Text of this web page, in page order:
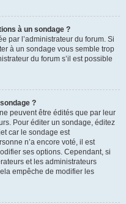
à un sondage ?
par l’administrateur du forum. Si
à un sondage vous semble trop
du forum s’il est possible
?
peuvent être édités que par leur
Pour éditer un sondage, éditez
car le sondage est
n’a encore voté, il est
ses options. Cependant, si
et les administrateurs
empêche de modifier les